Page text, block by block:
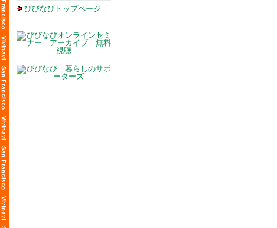
びびなびトップページ